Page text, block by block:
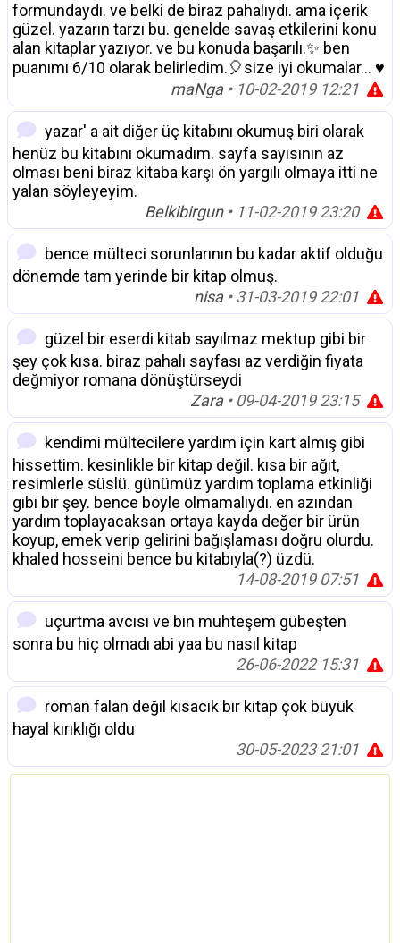
formundaydı. ve belki de biraz pahalıydı. ama içerik
güzel. yazarın tarzı bu. genelde savaş etkilerini konu
alan kitaplar yazıyor. ve bu konuda başarılı.✨ ben
puanımı 6/10 olarak belirledim.🎈size iyi okumalar... ♥
maNga• 10-02-2019 12:21
yazar' a ait diğer üç kitabını okumuş biri olarak
henüz bu kitabını okumadım. sayfa sayısının az
olması beni biraz kitaba karşı ön yargılı olmaya itti ne
yalan söyleyeyim.
Belkibirgun• 11-02-2019 23:20
bence mülteci sorunlarının bu kadar aktif olduğu
dönemde tam yerinde bir kitap olmuş.
nisa• 31-03-2019 22:01
güzel bir eserdi kitab sayılmaz mektup gibi bir
şey çok kısa. biraz pahalı sayfası az verdiğin fiyata
değmiyor romana dönüştürseydi
Zara• 09-04-2019 23:15
kendimi mültecilere yardım için kart almış gibi
hissettim. kesinlikle bir kitap değil. kısa bir ağıt,
resimlerle süslü. günümüz yardım toplama etkinliği
gibi bir şey. bence böyle olmamalıydı. en azından
yardım toplayacaksan ortaya kayda değer bir ürün
koyup, emek verip gelirini bağışlaması doğru olurdu.
khaled hosseini bence bu kitabıyla(?) üzdü.
14-08-2019 07:51
uçurtma avcısı ve bin muhteşem gübeşten
sonra bu hiç olmadı abi yaa bu nasıl kitap
26-06-2022 15:31
roman falan değil kısacık bir kitap çok büyük
hayal kırıklığı oldu
30-05-2023 21:01